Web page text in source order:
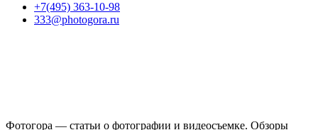
+7(495) 363-10-98
333@photogora.ru
Фотогора — статьи о фотографии и видеосъемке. Обзоры